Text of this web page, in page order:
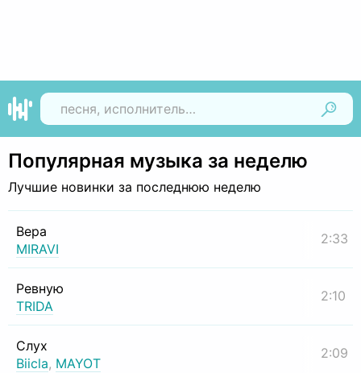
Популярная музыка за неделю
Лучшие новинки за последнюю неделю
Вера
MIRAVI
2:33
Ревную
TRIDA
2:10
Слух
Biicla, MAYOT
2:09